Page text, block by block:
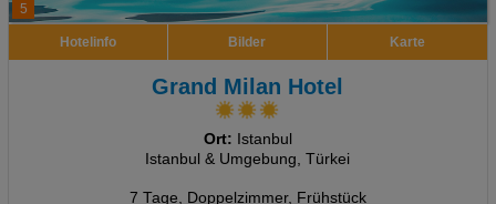
5
Hotelinfo Bilder Karte
Grand Milan Hotel
Ort: Istanbul
Istanbul & Umgebung, Türkei
7 Tage, Doppelzimmer, Frühstück